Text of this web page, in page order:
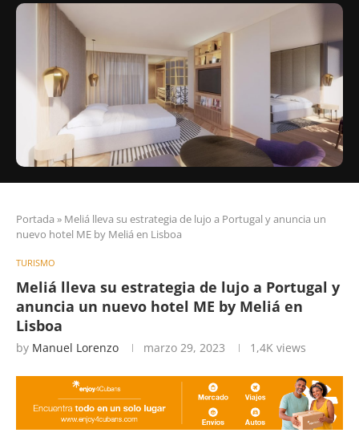
Portada » Meliá lleva su estrategia de lujo a Portugal y anuncia un
nuevo hotel ME by Meliá en Lisboa
TURISMO
Meliá lleva su estrategia de lujo a Portugal y
anuncia un nuevo hotel ME by Meliá en
Lisboa
by Manuel Lorenzo marzo 29, 2023 1,4K views